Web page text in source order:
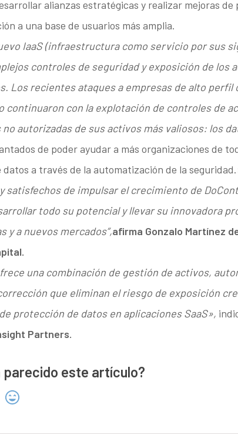
alianzas estratégicas y realizar mejoras
a una base de usuarios más amplia.
IaaS (infraestructura como servicio por sus
controles de seguridad y exposición de los
Los recientes ataques a empresas de alto perfil
continuaron con la explotación de controles de
autorizadas de sus activos más valiosos: los
de poder ayudar a más organizaciones de
datos a través de la automatización de la
satisfechos de impulsar el crecimiento de
todo su potencial y llevar su innovadora
y a nuevos mercados”,afirma Gonzalo Martínez
una combinación de gestión de activos,
que eliminan el riesgo de exposición
protección de datos en aplicaciones SaaS»,
Partners.
parecido este artículo?